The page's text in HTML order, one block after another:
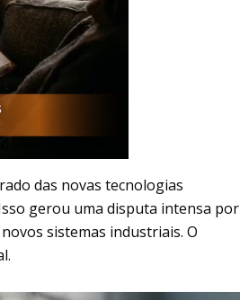
das novas tecnologias
gerou uma disputa intensa por
sistemas industriais. O